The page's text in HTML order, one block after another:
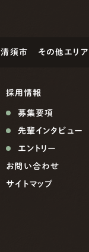
清須市 その他エリア
採用情報
募集要項
先輩インタビュー
エントリー
お問い合わせ
サイトマップ